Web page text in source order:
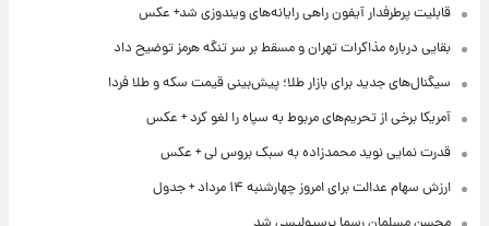
قابلیت پرطرفدار آیفون راهی رایانه‌های ویندوزی شد+ عکس
بقایی درباره مذاکرات تهران و مسقط بر سر تنگه هرمز توضیح داد
سیگنال‌های جدید برای بازار طلا؛ پیش‌بینی قیمت سکه و طلا فردا
آمریکا برخی از تحریم‌های مربوط به سپاه را لغو کرد + عکس
قدرت نمایی نوید محمدزاده به سبک بروس لی + عکس
ارزش سهام عدالت برای امروز چهارشنبه ۱۴ مرداد + جدول